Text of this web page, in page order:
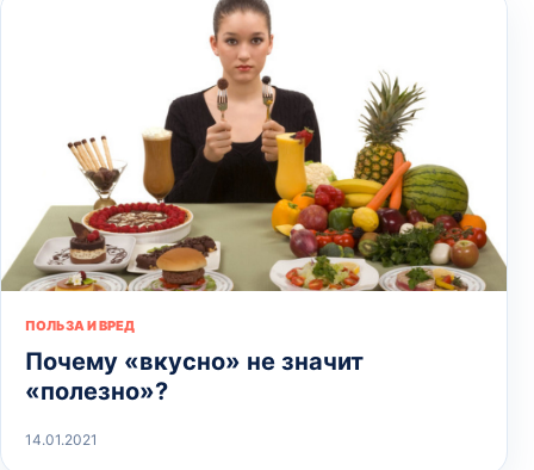
ПОЛЬЗА И ВРЕД
Почему «вкусно» не значит
«полезно»?
14.01.2021